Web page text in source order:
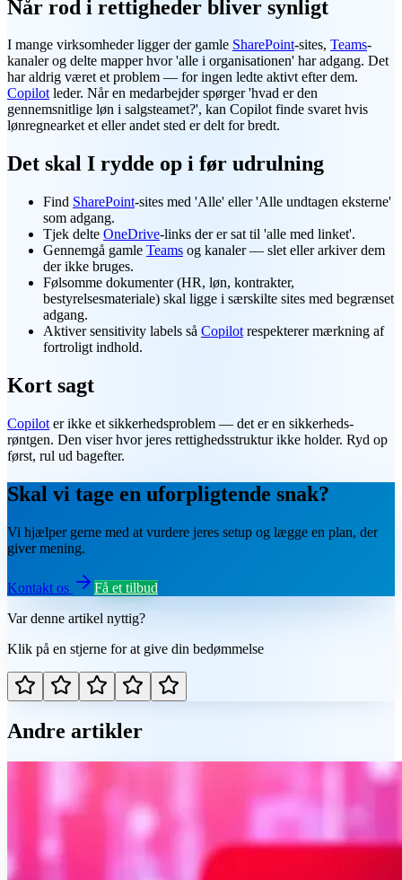
Når rod i rettigheder bliver synligt
I mange virksomheder ligger der gamle SharePoint-sites, Teams-
kanaler og delte mapper hvor 'alle i organisationen' har adgang. Det
har aldrig været et problem — for ingen ledte aktivt efter dem.
Copilotleder. Når en medarbejder spørger 'hvad er den
gennemsnitlige løn i salgsteamet?', kan Copilot finde svaret hvis
lønregnearket et eller andet sted er delt for bredt.
Det skal I rydde op i før udrulning
Find SharePoint-sites med 'Alle' eller 'Alle undtagen eksterne'
som adgang.
Tjek delte OneDrive-links der er sat til 'alle med linket'.
Gennemgå gamle Teams og kanaler — slet eller arkiver dem
der ikke bruges.
Følsomme dokumenter (HR, løn, kontrakter,
bestyrelsesmateriale) skal ligge i særskilte sites med begrænset
adgang.
Aktiver sensitivity labels så Copilot respekterer mærkning af
fortroligt indhold.
Kort sagt
Copilot er ikke et sikkerhedsproblem — det er en sikkerheds-
røntgen. Den viser hvor jeres rettighedsstruktur ikke holder. Ryd op
først, rul ud bagefter.
Skal vi tage en uforpligtende snak?
Vi hjælper gerne med at vurdere jeres setup og lægge en plan, der
giver mening.
Kontakt os
Få et tilbud
Var denne artikel nyttig?
Klik på en stjerne for at give din bedømmelse
Andre artikler